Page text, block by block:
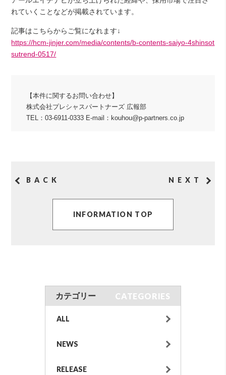
れていくことなどが掲載されています。
記事はこちらからご覧になれます↓
https://hcm-jinjer.com/media/contents/b-contents-saiyo-4shinsot
sutrend-0517/
【本件に関するお問い合わせ】
株式会社プレシャスパートナーズ 広報部
TEL：03-6911-0333 E-mail：kouhou@p-partners.co.jp
BACK NEXT
INFORMATION TOP
カテゴリー CATEGORIES
ALL
NEWS
RELEASE